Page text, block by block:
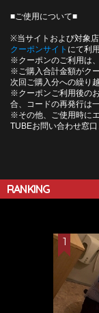
■ご使用について■
※当サイトおよび対象
クーポンサイト にて利
※クーポンのご利用は
※ご購入合計金額がク
次回ご購入分への繰り
※クーポンご利用後の
合、コードの再発行は
※その他、ご使用時に
TUBEお問い合わせ窓
RANKING